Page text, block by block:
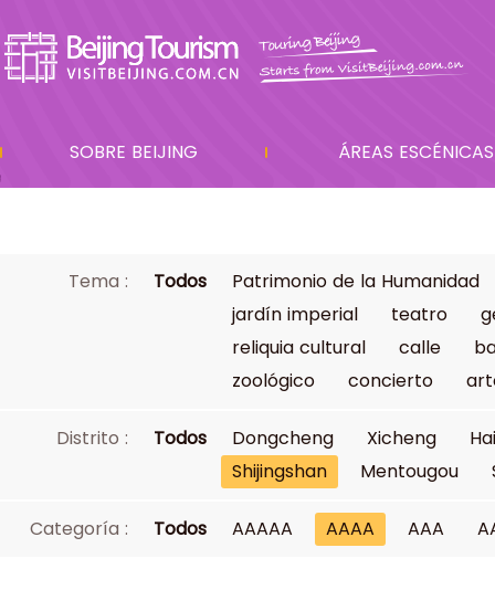
SOBRE BEIJING ÁREAS ESCÉNICAS
Tema : Todos
Patrimonio de la Humanidad
jardín imperial
teatro
reliquia cultural
calle
zoológico
concierto
Distrito : Todos Dongcheng Xicheng
Shijingshan
Mentougou
Categoría : Todos AAAAA AAAA AAA